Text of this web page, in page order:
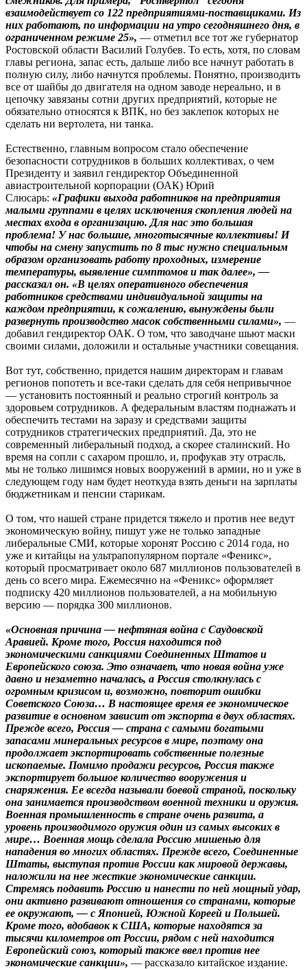
взаимодействует со 122 предприятиями-поставщиками. Из
них работают, по информации на утро сегодняшнего дня, в
ограниченном режиме 25», — отметил все тот же губернатор
Ростовской области Василий Голубев. То есть, хотя, по словам
главы региона, запас есть, дальше либо все начнут работать в
полную силу, либо начнутся проблемы. Понятно, производить
все от шайбы до двигателя на одном заводе нереально, и в
цепочку завязаны сотни других предприятий, которые не
обязательно относятся к ВПК, но без заклепок которых не
сделать ни вертолета, ни танка.
Естественно, главным вопросом стало обеспечение
безопасности сотрудников в больших коллективах, о чем
Президенту и заявил гендиректор Объединенной
авиастроительной корпорации (ОАК) Юрий
Слюсарь: «Графики выхода работников на предприятия
малыми группами в целях исключения скопления людей на
местах входа в организацию. Для нас это большая
проблема! У нас большие, многотысячные коллективы! И
чтобы на смену запустить по 8 тыс нужно специальным
образом организовать работу проходных, измерение
температуры, выявление симптомов и так далее», —
рассказал он. «В целях оперативного обеспечения
работников средствами индивидуальной защиты на
каждом предприятии, к сожалению, вынуждены были
развернуть производство масок собственными силами», —
добавил гендиректор ОАК. О том, что заводчане шьют маски
своими силами, доложили и остальные участники совещания.
Вот тут, собственно, придется нашим директорам и главам
регионов попотеть и все-таки сделать для себя непривычное
— установить постоянный и реально строгий контроль за
здоровьем сотрудников. А федеральным властям поднажать и
обеспечить тестами на заразу и средствами защиты
сотрудников стратегических предприятий. Да, это не
современный либеральный подход, а скорее сталинский. Но
время на сопли с сахаром прошло, и, профукав эту отрасль,
мы не только лишимся новых вооружений в армии, но и уже в
следующем году нам будет неоткуда взять деньги на зарплаты
бюджетникам и пенсии старикам.
О том, что нашей стране придется тяжело и против нее ведут
экономическую войну, пишут уже не только западные
либеральные СМИ, которые хоронят Россию с 2014 года, но
уже и китайцы на ультрапопулярном портале «Феникс»,
который просматривает около 687 миллионов пользователей в
день со всего мира. Ежемесячно на «Феникс» оформляет
подписку 420 миллионов пользователей, а на мобильную
версию — порядка 300 миллионов.
«Основная причина — нефтяная война c Саудовской
Аравией. Кроме того, Россия находится под
экономическими санкциями Соединенных Штатов и
Европейского союза. Это означает, что новая война уже
давно и незаметно началась, а Россия столкнулась с
огромным кризисом и, возможно, повторит ошибки
Советского Союза… В настоящее время ее экономическое
развитие в основном зависит от экспорта в двух областях.
Прежде всего, Россия — страна с самыми богатыми
запасами минеральных ресурсов в мире, поэтому она
продолжает экспортировать собственные полезные
ископаемые. Помимо продажи ресурсов, Россия также
экспортирует большое количество вооружения и
снаряжения. Ее всегда называли боевой страной, поскольку
она занимается производством военной техники и оружия.
Военная промышленность в стране очень развита, а
уровень производимого оружия один из самых высоких в
мире… Военная мощь сделала Россию мишенью для
нападения во многих областях. Прежде всего, Соединенные
Штаты, выступая против России как мировой державы,
наложили на нее жесткие экономические санкции.
Стремясь подавить Россию и нанести по ней мощный удар,
они активно развивают отношения со странами, которые
ее окружают, — с Японией, Южной Кореей и Польшей.
Кроме того, вдобавок к США, которые находятся за
тысячи километров от России, рядом с ней находится
Европейский союз, который также ввел против нее
экономические санкции», — рассказало китайское издание.